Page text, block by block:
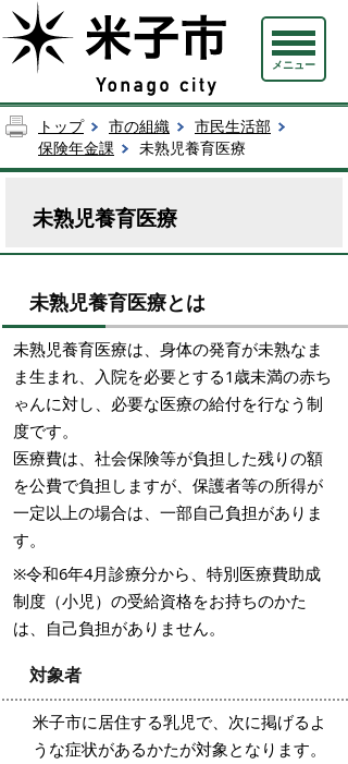
メニュー
トップ 市の組織
市民生活部
保険年金課
未熟児養育医療
未熟児養育医療
未熟児養育医療とは
未熟児養育医療は、身体の発育が未熟なま
ま生まれ、入院を必要とする1歳未満の赤ち
ゃんに対し、必要な医療の給付を行なう制
度です。
医療費は、社会保険等が負担した残りの額
を公費で負担しますが、保護者等の所得が
一定以上の場合は、一部自己負担がありま
す。
※令和6年4月診療分から、特別医療費助成
制度（小児）の受給資格をお持ちのかた
は、自己負担がありません。
対象者
米子市に居住する乳児で、次に掲げるよ
うな症状があるかたが対象となります。